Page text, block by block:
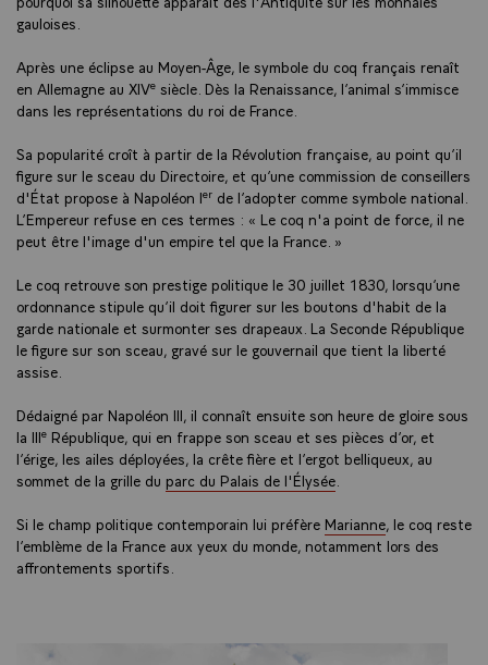
gauloises.
Après une éclipse au Moyen-Âge, le symbole du coq français renaît
en Allemagne au XIVe siècle. Dès la Renaissance, l’animal s’immisce
dans les représentations du roi de France.
Sa popularité croît à partir de la Révolution française, au point qu’il
figure sur le sceau du Directoire, et qu’une commission de conseillers
d'État propose à Napoléon Ier de l’adopter comme symbole national.
L’Empereur refuse en ces termes : « Le coq n'a point de force, il ne
peut être l'image d'un empire tel que la France. »
Le coq retrouve son prestige politique le 30 juillet 1830, lorsqu’une
ordonnance stipule qu’il doit figurer sur les boutons d'habit de la
garde nationale et surmonter ses drapeaux. La Seconde République
le figure sur son sceau, gravé sur le gouvernail que tient la liberté
assise.
Dédaigné par Napoléon III, il connaît ensuite son heure de gloire sous
la IIIe République, qui en frappe son sceau et ses pièces d’or, et
l’érige, les ailes déployées, la crête fière et l’ergot belliqueux, au
sommet de la grille du parc du Palais de l'Élysée
Si le champ politique contemporain lui préfère Marianne, le coq reste
l’emblème de la France aux yeux du monde, notamment lors des
affrontements sportifs.